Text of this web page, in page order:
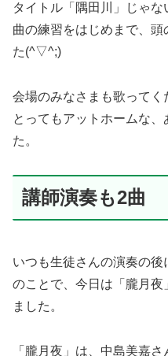
タイトル「隅田川」じゃ
曲の練習をはじめまで、
た(^▽^;)
会場のみなさまも歌ってく
とってもアットホームな
た。
講師演奏も2曲
いつも生徒さんの演奏の
のことで、今日は「朧月夜
ました。
「朧月夜」は、中島美嘉